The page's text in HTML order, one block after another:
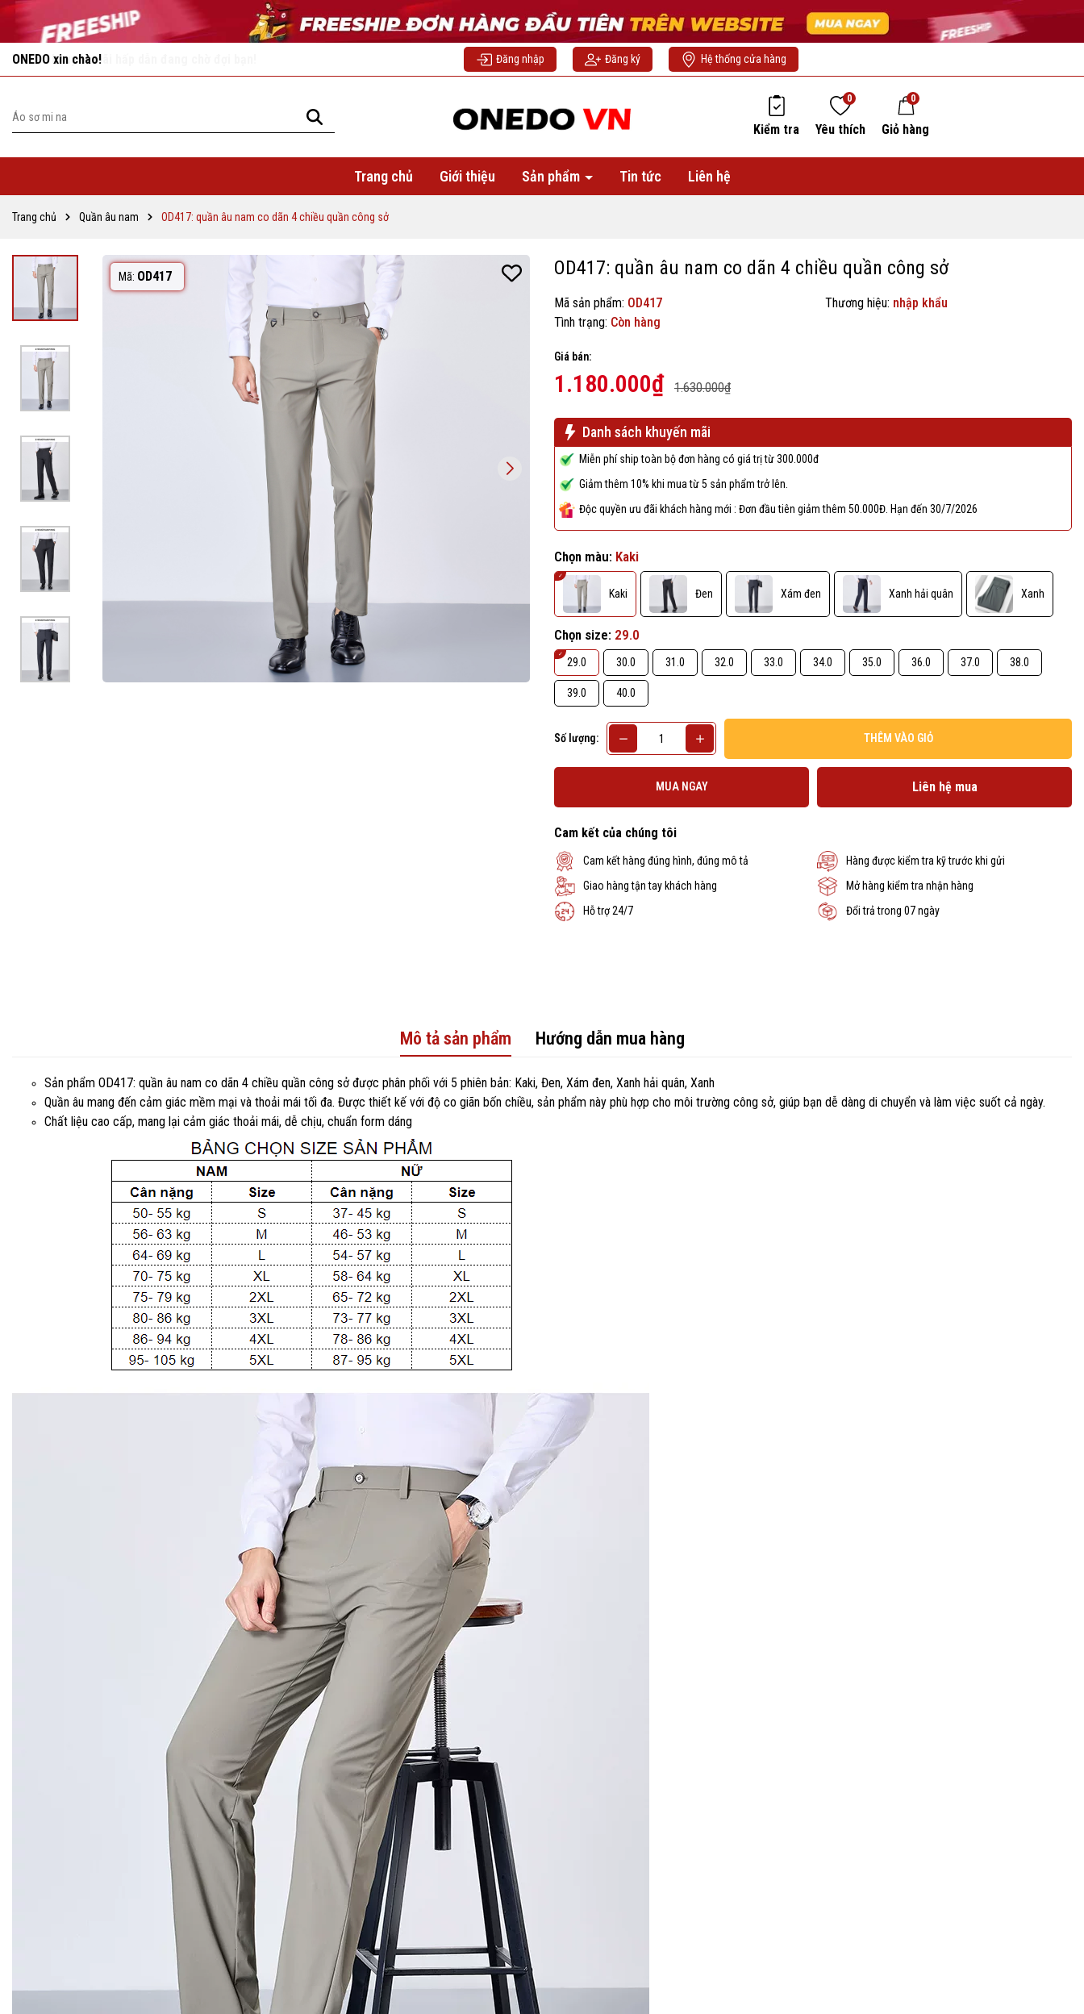
Vô vàn khuyến mãi hấp dẫn đang chờ đợi bạn! Đăng nhập Đăng ký Hệ thống cửa hàng
Kiểm tra Yêu thích
0
Giỏ hàng
0
Trang chủ Giới thiệu Sản phẩm Tin tức Liên hệ
Trang chủ Quần âu nam OD417: quần âu nam co dãn 4 chiều quần công sở
Mã: OD417 OD417: quần âu nam co dãn 4 chiều quần công sở
Mã sản phẩm: OD417 Thương hiệu: nhập khẩu
Tình trạng: Còn hàng
Giá bán:
1.180.000₫ 1.630.000₫
Danh sách khuyến mãi
Miễn phí ship toàn bộ đơn hàng có giá trị từ 300.000đ
Giảm thêm 10% khi mua từ 5 sản phẩm trở lên.
Độc quyền ưu đãi khách hàng mới : Đơn đầu tiên giảm thêm 50.000Đ. Hạn đến 30/7/2026
Chọn màu: Kaki
Kaki Đen Xám đen Xanh hải quân Xanh
Chọn size: 29.0
29.0 30.0 31.0 32.0 33.0 34.0 35.0 36.0 37.0 38.0
39.0 40.0
Số lượng: THÊM VÀO GIỎ
MUA NGAY Liên hệ mua
Cam kết của chúng tôi
Cam kết hàng đúng hình, đúng mô tả
Hàng được kiểm tra kỹ trước khi gửi
Giao hàng tận tay khách hàng
Mở hàng kiểm tra nhận hàng
Hỗ trợ 24/7
Đổi trả trong 07 ngày
Mô tả sản phẩm Hướng dẫn mua hàng
Sản phẩm OD417: quần âu nam co dãn 4 chiều quần công sở được phân phối với 5 phiên bản: Kaki, Đen, Xám đen, Xanh hải quân, Xanh
Quần âu mang đến cảm giác mềm mại và thoải mái tối đa. Được thiết kế với độ co giãn bốn chiều, sản phẩm này phù hợp cho môi trường công sở, giúp bạn dễ dàng di chuyển và làm việc suốt cả ngày.
Chất liệu cao cấp, mang lại cảm giác thoải mái, dễ chịu, chuẩn form dáng